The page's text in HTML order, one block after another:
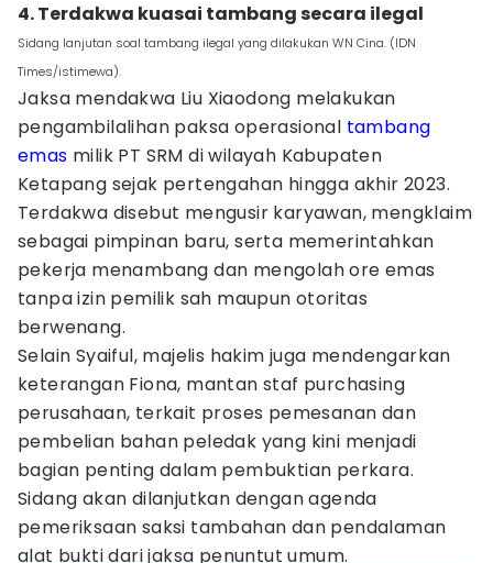
4. Terdakwa kuasai tambang secara ilegal
Sidang lanjutan soal tambang ilegal yang dilakukan WN Cina. (IDN
Times/istimewa).
Jaksa mendakwa Liu Xiaodong melakukan
pengambilalihan paksa operasional tambang
emas milik PT SRM di wilayah Kabupaten
Ketapang sejak pertengahan hingga akhir 2023.
Terdakwa disebut mengusir karyawan, mengklaim
sebagai pimpinan baru, serta memerintahkan
pekerja menambang dan mengolah ore emas
tanpa izin pemilik sah maupun otoritas
berwenang.
Selain Syaiful, majelis hakim juga mendengarkan
keterangan Fiona, mantan staf purchasing
perusahaan, terkait proses pemesanan dan
pembelian bahan peledak yang kini menjadi
bagian penting dalam pembuktian perkara.
Sidang akan dilanjutkan dengan agenda
pemeriksaan saksi tambahan dan pendalaman
alat bukti dari jaksa penuntut umum.